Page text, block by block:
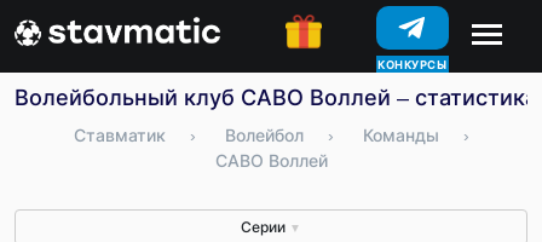
КОНКУРСЫ
Волейбольный клуб САВО Воллей –
Ставматик › Волейбол › Команды
›
САВО Воллей
Серии ▼